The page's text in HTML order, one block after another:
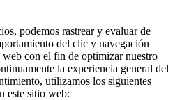
podemos rastrear y evaluar de
del clic y navegación
con el fin de optimizar nuestro
la experiencia general del
utilizamos los siguientes
este sitio web: